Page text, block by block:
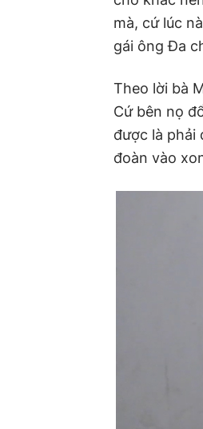
mà, cứ lúc
gái ông Đa
Theo lời bà
Cứ bên nọ
được là phải
đoàn vào